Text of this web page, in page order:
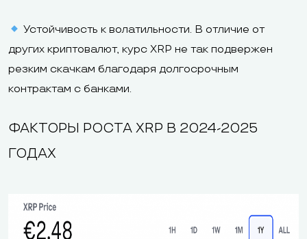
Устойчивость к волатильности. В отличие от
других криптовалют, курс XRP не так подвержен
резким скачкам благодаря долгосрочным
контрактам с банками.
ФАКТОРЫ РОСТА XRP В 2024-2025
ГОДАХ